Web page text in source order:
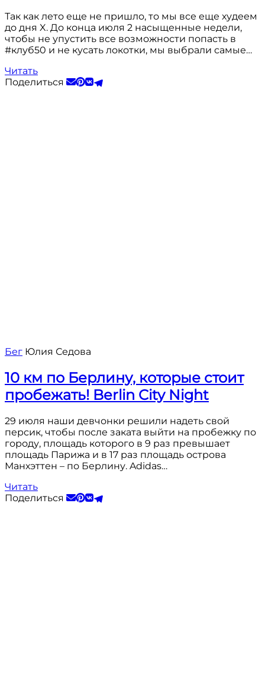
Так как лето еще не пришло, то мы все еще худеем
до дня X. До конца июля 2 насыщенные недели,
чтобы не упустить все возможности попасть в
#клуб50 и не кусать локотки, мы выбрали самые…
Читать
Поделиться
Бег Юлия Седова
10 км по Берлину, которые стоит
пробежать! Berlin City Night
29 июля наши девчонки решили надеть свой
персик, чтобы после заката выйти на пробежку по
городу, площадь которого в 9 раз превышает
площадь Парижа и в 17 раз площадь острова
Манхэттен – по Берлину. Adidas…
Читать
Поделиться